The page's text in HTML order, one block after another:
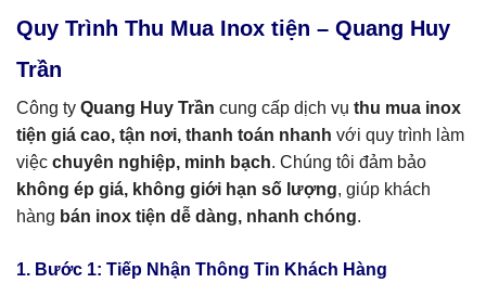
Quy Trình Thu Mua Inox tiện – Quang Huy
Trần
Công ty Quang Huy Trần cung cấp dịch vụ thu mua inox
tiện giá cao, tận nơi, thanh toán nhanh với quy trình làm
việc chuyên nghiệp, minh bạch. Chúng tôi đảm bảo
không ép giá, không giới hạn số lượng, giúp khách
hàng bán inox tiện dễ dàng, nhanh chóng.
1. Bước 1: Tiếp Nhận Thông Tin Khách Hàng